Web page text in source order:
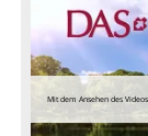
Mit dem Ansehen des